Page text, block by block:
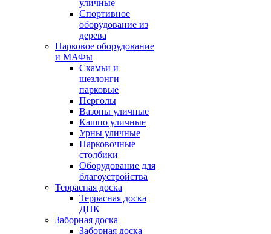
уличные
Спортивное
оборудование из
дерева
Парковое оборудование
и МАФы
Скамьи и
шезлонги
парковые
Перголы
Вазоны уличные
Кашпо уличные
Урны уличные
Парковочные
столбики
Оборудование для
благоустройства
Террасная доска
Террасная доска
ДПК
Заборная доска
Заборная доска